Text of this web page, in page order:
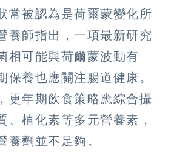
常被認為是荷爾蒙變化所
養師指出，一項最新研究
相可能與荷爾蒙波動有
保養也應關注腸道健康。
更年期飲食策略應綜合攝
、植化素等多元營養素，
養劑並不足夠。